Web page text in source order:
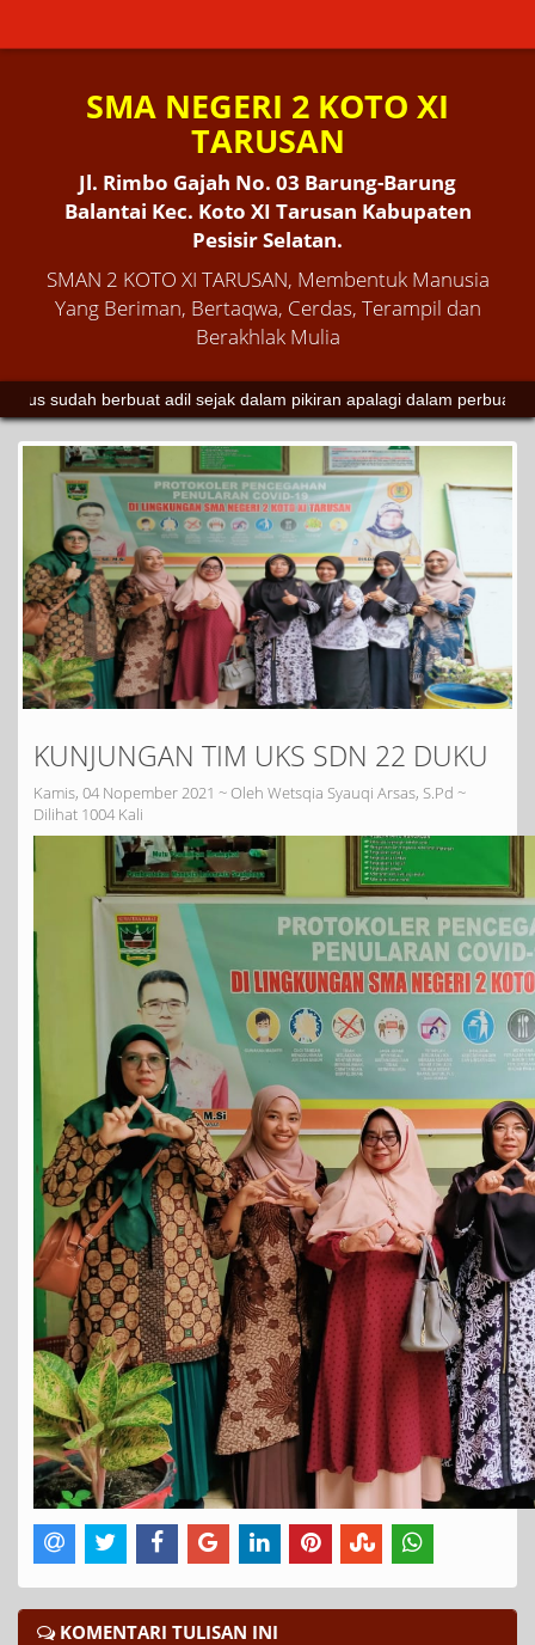
SMA NEGERI 2 KOTO XI
TARUSAN
Jl. Rimbo Gajah No. 03 Barung-Barung
Balantai Kec. Koto XI Tarusan Kabupaten
Pesisir Selatan.
SMAN 2 KOTO XI TARUSAN, Membentuk Manusia
Yang Beriman, Bertaqwa, Cerdas, Terampil dan
Berakhlak Mulia
adil sejak dalam pikiran apalagi dalam perbuatan".
KUNJUNGAN TIM UKS SDN 22 DUKU
Kamis, 04 Nopember 2021 ~ Oleh Wetsqia Syauqi Arsas, S.Pd ~
Dilihat 1004 Kali
KOMENTARI TULISAN INI